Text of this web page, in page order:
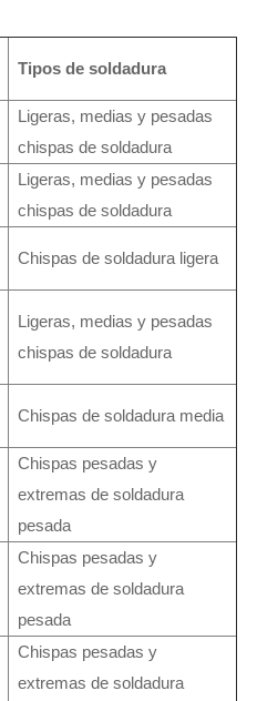
Tipos de soldadura
Ligeras, medias y pesadas
chispas de soldadura
Ligeras, medias y pesadas
chispas de soldadura
Chispas de soldadura ligera
Ligeras, medias y pesadas
chispas de soldadura
Chispas de soldadura media
Chispas pesadas y
extremas de soldadura
pesada
Chispas pesadas y
extremas de soldadura
pesada
Chispas pesadas y
extremas de soldadura